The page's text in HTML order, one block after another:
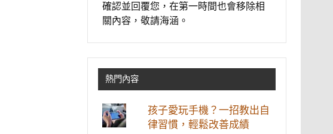
確認並回覆您，在第一時間也會移除相
關內容，敬請海涵。
熱門內容
孩子愛玩手機？一招教出自
律習慣，輕鬆改善成績